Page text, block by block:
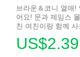
브라운＆코니 열애!
어요! 문과 제임스
친 여친이랑 함께 사
US$2.39